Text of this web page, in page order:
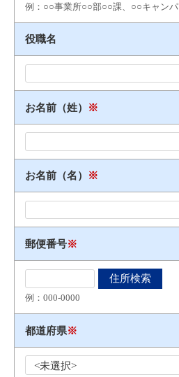
例：○○事業所○○部○○課、○○キャン
役職名
お名前（姓） ※
お名前（名） ※
郵便番号※
例：000​-​0000
都道府県※